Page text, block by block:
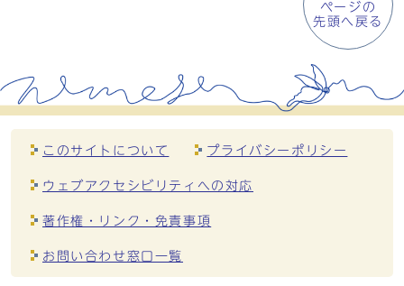
ページの
先頭へ戻る
このサイトについて プライバシーポリシー
ウェブアクセシビリティへの対応
著作権・リンク・免責事項
お問い合わせ窓口一覧